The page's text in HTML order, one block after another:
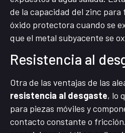
de la capacidad del zinc para
óxido protectora cuando se
que el metal subyacente se
Resistencia al
Otra de las ventajas de las
resistencia al desgaste, lo
para piezas móviles y
contacto constante o